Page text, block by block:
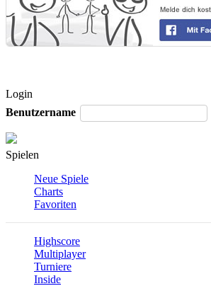
Login
Benutzername
Spielen
Neue Spiele
Charts
Favoriten
Highscore
Multiplayer
Turniere
Inside